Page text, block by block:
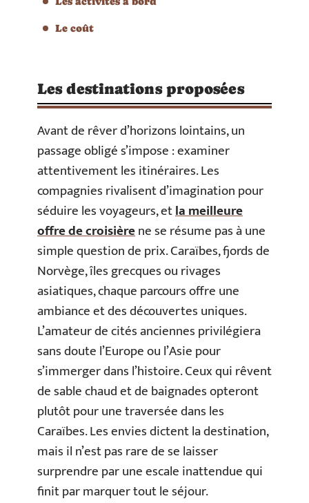
Le coût
Les destinations proposées
Avant de rêver d’horizons lointains, un
passage obligé s’impose : examiner
attentivement les itinéraires. Les
compagnies rivalisent d’imagination pour
séduire les voyageurs, etla meilleure
offre de croisièrene se résume pas à une
simple question de prix. Caraïbes, fjords de
Norvège, îles grecques ou rivages
asiatiques, chaque parcours offre une
ambiance et des découvertes uniques.
L’amateur de cités anciennes privilégiera
sans doute l’Europe ou l’Asie pour
s’immerger dans l’histoire. Ceux qui rêvent
de sable chaud et de baignades opteront
plutôt pour une traversée dans les
Caraïbes. Les envies dictent la destination,
mais il n’est pas rare de se laisser
surprendre par une escale inattendue qui
finit par marquer tout le séjour.